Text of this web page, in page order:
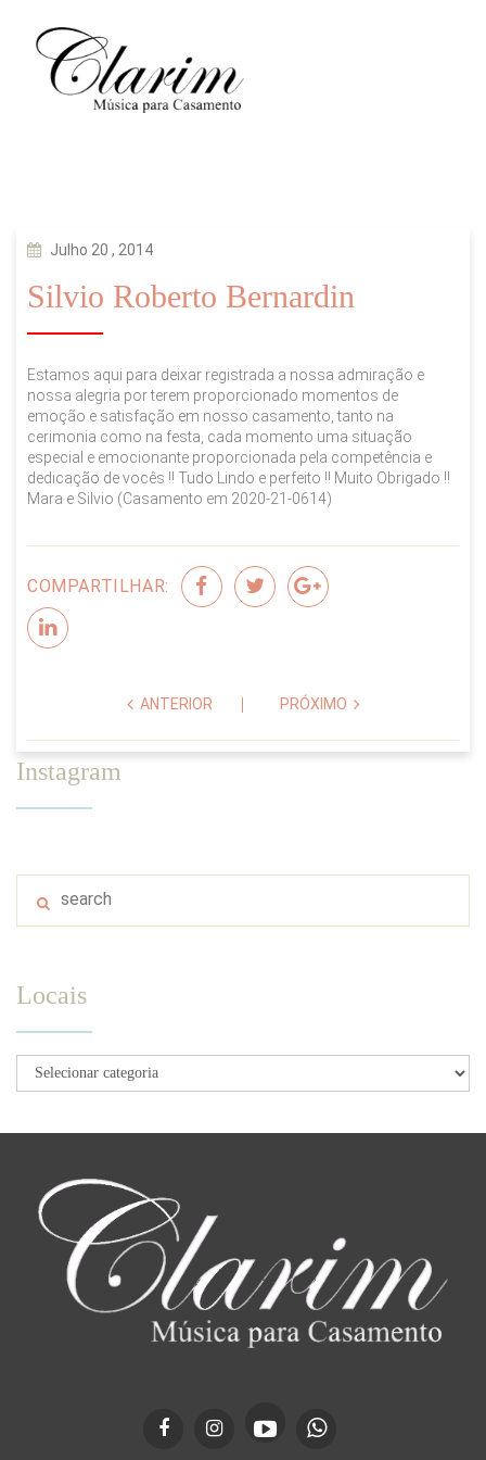
Julho 20 , 2014
Silvio Roberto Bernardin
Estamos aqui para deixar registrada a nossa admiração e
nossa alegria por terem proporcionado momentos de
emoção e satisfação em nosso casamento, tanto na
cerimonia como na festa, cada momento uma situação
especial e emocionante proporcionada pela competência e
dedicação de vocês !! Tudo Lindo e perfeito !! Muito Obrigado !!
Mara e Silvio (Casamento em 2020-21-0614)
COMPARTILHAR:
ANTERIOR PRÓXIMO
Instagram
Locais